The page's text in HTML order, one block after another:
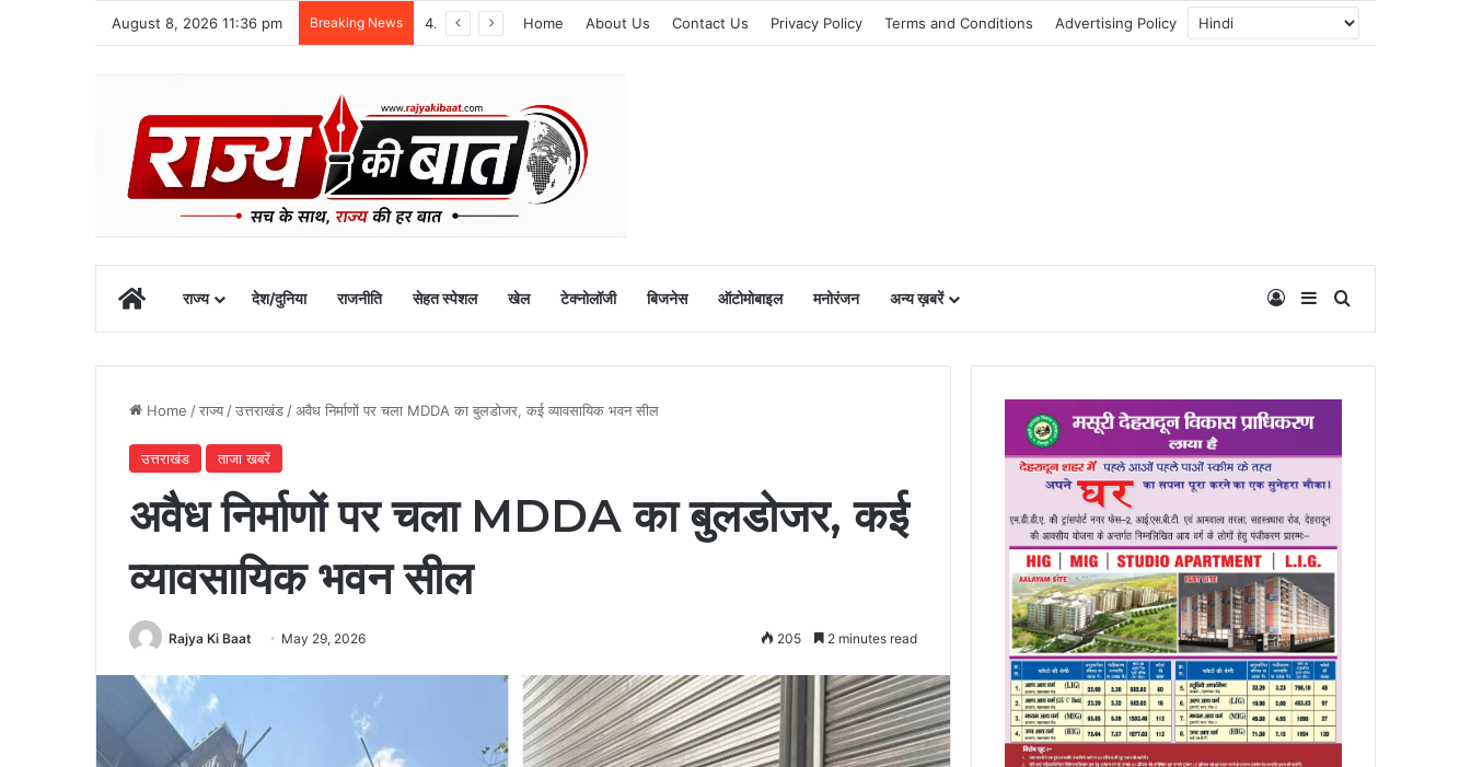
August 8, 2026 11:36 pm Breaking News 48 वर्षीय क्षेत्र पंचायत सदस्य का खीरगंगा किनारे शव मिला Home About Us Contact Us Privacy Policy Terms and Conditions Advertising Policy
Homeराज्य देश/दुनिया राजनीति सेहत स्पेशल खेल टेक्नोलॉजी बिजनेस ऑटोमोबाइल मनोरंजन अन्य ख़बरें Log InSidebar
Home /राज्य /उत्तराखंड /अवैध निर्माणों पर चला MDDA का बुलडोजर, कई व्यावसायिक भवन सील
उत्तराखंड ताजा खबरें
अवैध निर्माणों पर चला MDDA का बुलडोजर, कई
व्यावसायिक भवन सील
Rajya Ki Baat May 29, 2026 205 2 minutes read